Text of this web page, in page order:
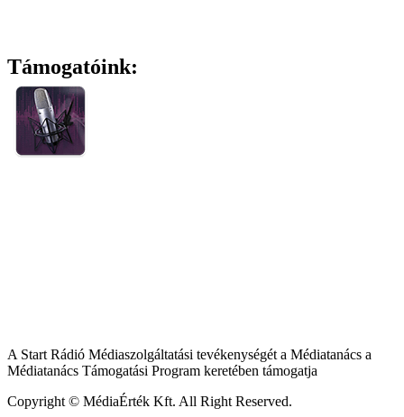
Támogatóink:
A Start Rádió Médiaszolgáltatási tevékenységét a Médiatanács a
Médiatanács Támogatási Program keretében támogatja
Copyright © MédiaÉrték Kft. All Right Reserved.